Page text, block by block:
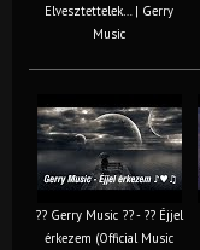
Elvesztettelek… | Gerry
Music
?? Gerry Music ?? - ?? Éjjel
érkezem (Official Music